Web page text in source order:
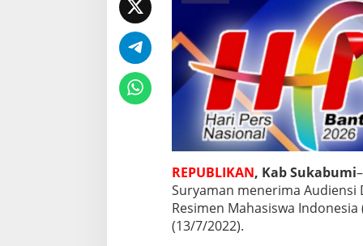
D
e
n
a
n
P
e
m
d
a
M
e
n
g
REPUBLIKAN, Kab Sukabumi
Suryaman menerima Audiensi
Resimen Mahasiswa
(13/7/2022).